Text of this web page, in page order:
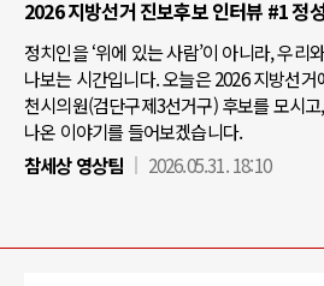
2026 지방선거 진보후보 인터뷰 #1 정
정치인을 ‘위에 있는 사람’이 아니라, 우리
나보는 시간입니다. 오늘은 2026 지방선
천시의원(검단구제3선거구) 후보를 모시
나온 이야기를 들어보겠습니다.
참세상 영상팀
2026.05.31. 18:10